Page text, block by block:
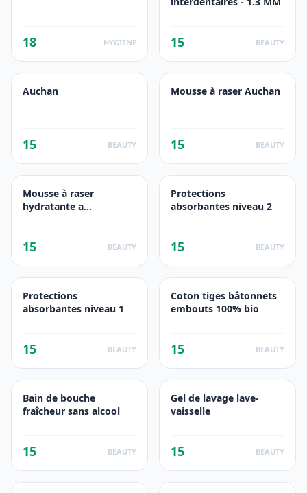
18 HYGIENE 15 BEAUTY
Auchan
15 BEAUTY
Mousse à raser Auchan
15 BEAUTY
Mousse à raser
hydratante a
15 BEAUTY
Protections
absorbantes niveau 2
15 BEAUTY
Protections
absorbantes niveau 1
15 BEAUTY
Coton tiges bâtonnets
embouts 100% bio
15 BEAUTY
Bain de bouche
fraîcheur sans alcool
15 BEAUTY
Gel de lavage lave-
vaisselle
15 BEAUTY